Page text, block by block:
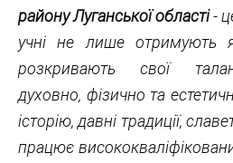
району Луганської області-
учні не лише отримують
розкривають свої
духовно, фізично та
історію, давні традиції,
працює